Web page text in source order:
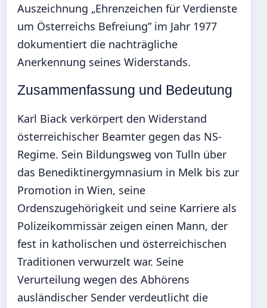
Auszeichnung „Ehrenzeichen für Verdienste
um Österreichs Befreiung” im Jahr 1977
dokumentiert die nachträgliche
Anerkennung seines Widerstands.
Zusammenfassung und Bedeutung
Karl Biack verkörpert den Widerstand
österreichischer Beamter gegen das NS-
Regime. Sein Bildungsweg von Tulln über
das Benediktinergymnasium in Melk bis zur
Promotion in Wien, seine
Ordenszugehörigkeit und seine Karriere als
Polizeikommissär zeigen einen Mann, der
fest in katholischen und österreichischen
Traditionen verwurzelt war. Seine
Verurteilung wegen des Abhörens
ausländischer Sender verdeutlicht die